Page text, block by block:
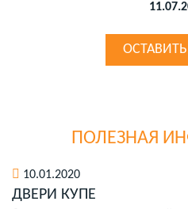
ПОЛЕЗНАЯ
10.01.2020
ДВЕРИ КУПЕ